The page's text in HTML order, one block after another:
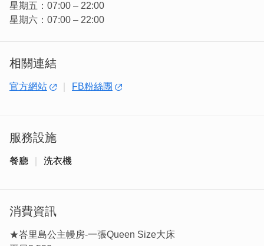
話說十九世紀中葉，中國沿海開放五口通商，吸引了華南沿
星期五：07:00 – 22:00
星期六：07:00 – 22:00
相關連結
官方網站 FB粉絲團
服務設施
餐廳 洗衣機
消費資訊
★峇里島公主幔房-一張Queen Size大床